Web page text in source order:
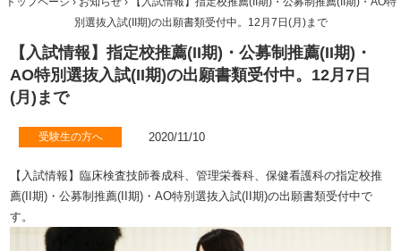
別選抜入試(II期)の出願書類受付中。12月7日(月)まで
【入試情報】指定校推薦(II期)・公募制推薦(II期)・
AO特別選抜入試(II期)の出願書類受付中。12月7日
(月)まで
受験生の方へ 2020/11/10
【入試情報】臨床検査技師養成科、管理栄養科、保健看護科の指定校推
薦(II期)・公募制推薦(II期)・AO特別選抜入試(II期)の出願書類受付中で
す。